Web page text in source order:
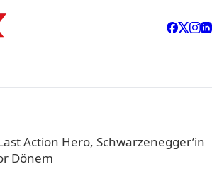
Action Hero, Schwarzenegger’in
Dönem